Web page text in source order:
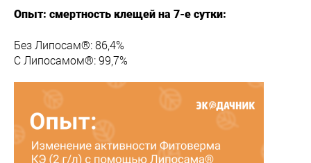
Опыт: смертность клещей на 7-е сутки:
Без Липосам®: 86,4%
С Липосамом®: 99,7%